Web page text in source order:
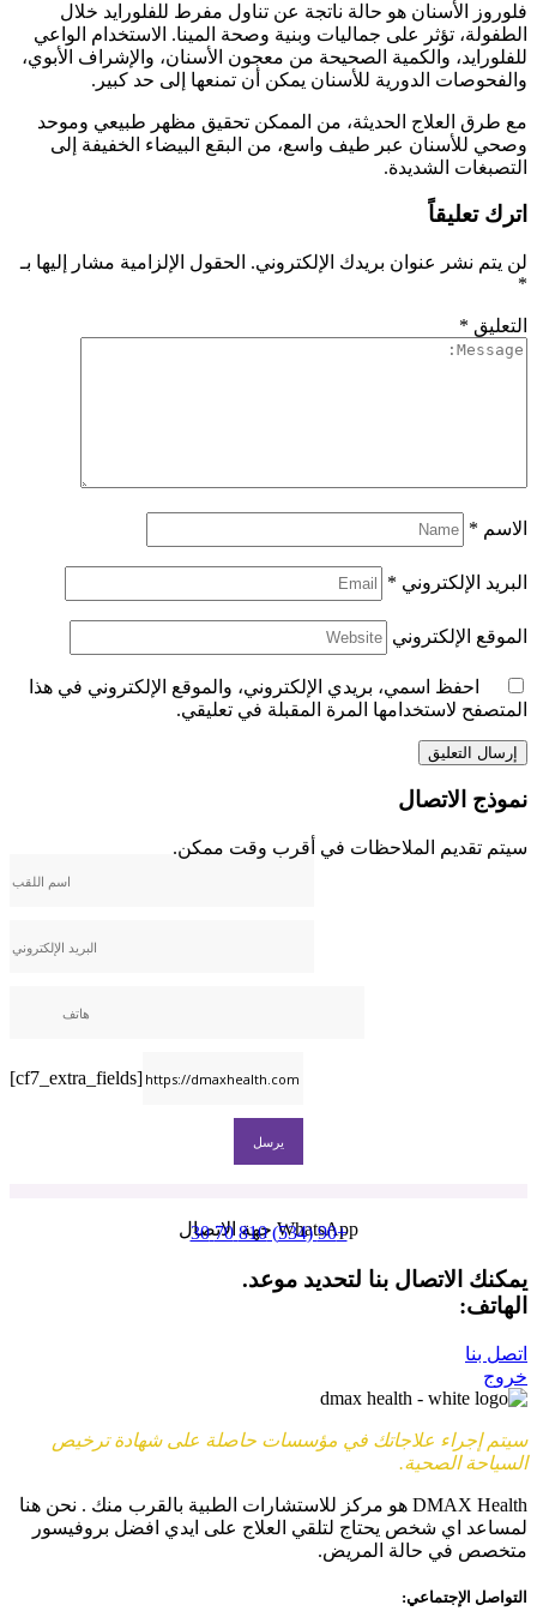
فلوروز الأسنان هو حالة ناتجة عن تناول مفرط للفلورايد خلال
الطفولة، تؤثر على جماليات وبنية وصحة المينا. الاستخدام الواعي
للفلورايد، والكمية الصحيحة من معجون الأسنان، والإشراف الأبوي،
والفحوصات الدورية للأسنان يمكن أن تمنعها إلى حد كبير.
مع طرق العلاج الحديثة، من الممكن تحقيق مظهر طبيعي وموحد
وصحي للأسنان عبر طيف واسع، من البقع البيضاء الخفيفة إلى
التصبغات الشديدة.
اترك تعليقاً
لن يتم نشر عنوان بريدك الإلكتروني. الحقول الإلزامية مشار إليها بـ
*
التعليق *
الاسم *
البريد الإلكتروني *
الموقع الإلكتروني
احفظ اسمي، بريدي الإلكتروني، والموقع الإلكتروني في هذا
المتصفح لاستخدامها المرة المقبلة في تعليقي.
نموذج الاتصال
سيتم تقديم الملاحظات في أقرب وقت ممكن.
[cf7_extra_fields]
WhatsApp جهة الاتصال
+90 (534) 810 70 30
يمكنك الاتصال بنا لتحديد موعد.
الهاتف:
اتصل بنا
خروج
سيتم إجراء علاجاتك في مؤسسات حاصلة على شهادة ترخيص
السياحة الصحية.
DMAX Health هو مركز للاستشارات الطبية بالقرب منك . نحن هنا
لمساعد اي شخص يحتاج لتلقي العلاج على ايدي افضل بروفيسور
متخصص في حالة المريض.
التواصل الإجتماعي: